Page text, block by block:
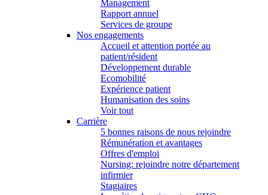
Management
Rapport annuel
Services de groupe
Nos engagements
Accueil et attention portée au
patient/résident
Développement durable
Ecomobilité
Expérience patient
Humanisation des soins
Voir tout
Carrière
5 bonnes raisons de nous rejoindre
Rémunération et avantages
Offres d'emploi
Nursing: rejoindre notre département
infirmier
Stagiaires